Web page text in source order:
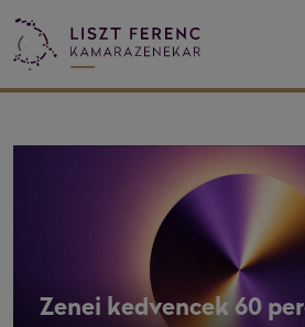
Zenei kedvencek 60